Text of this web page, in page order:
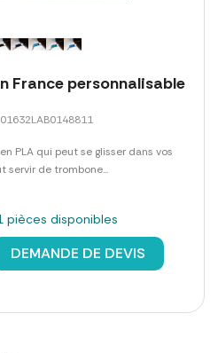
France personnalisable
PLA qui peut se glisser dans vos
servir de trombone...
pièces disponibles
DEMANDE DE DEVIS